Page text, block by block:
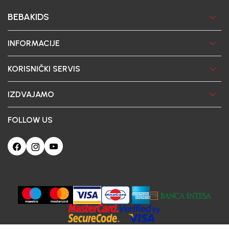
BEBAKIDS
INFORMACIJE
KORISNIČKI SERVIS
IZDVAJAMO
FOLLOW US
Ova web-stranica koristi kolačiće
Poštovani korisniče, naš sajt koristi cookies (kolačiće) u cilju poboljšanja
korisničkog iskustva. Ukoliko nastavite da pregledate i koristite našu Internet